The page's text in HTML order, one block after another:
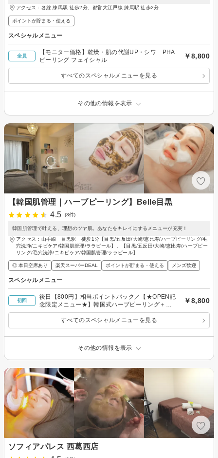
アクセス：各線 練馬駅 徒歩2分、都営大江戸線 練馬駅 徒歩2分
ポイントが貯まる・使える
スペシャルメニュー
全員
【モニター価格】乾燥・肌の代謝UP・シワ PHA
ピーリング フェイシャル
￥8,800
すべてのスペシャルメニューを見る
その他の情報を表示
【韓国肌管理｜ハーブピーリング】Belle目黒
4.5
(3件)
韓国肌管理で叶える、理想のツヤ肌。あなたをキレイにするメニューが充実！
アクセス：山手線 目黒駅 徒歩1分【目黒/五反田/大崎/恵比寿/ハーブピーリング/毛
穴洗浄/ニキビケア/韓国肌管理/ララピール】、【目黒/五反田/大崎/恵比寿/ハーブピー
リング/毛穴洗浄/ニキビケア/韓国肌管理/ララピール】
◎ 本日空席あり 楽天スーパーDEAL ポイントが貯まる・使える メンズ歓迎
スペシャルメニュー
初回
後日【800円】相当ポイントバック／【★OPEN記
念限定メニュー★】韓国式ハーブピーリング＋ハ
イドラ毛穴洗浄
￥8,800
すべてのスペシャルメニューを見る
その他の情報を表示
ソフィアパレス 西葛西店